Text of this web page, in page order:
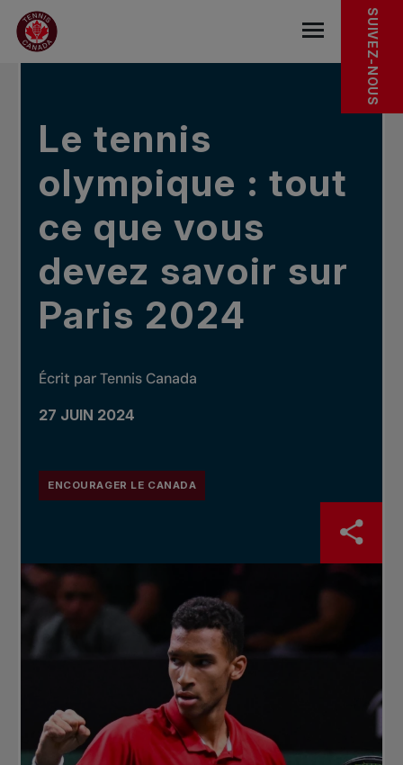
Sauter au menu principal
Sauter au contenu principal
Sauter au pied de page
DANS LES NOUVELLES SUIVEZ-NOUS
Le tennis
olympique : tout
ce que vous
devez savoir sur
Paris 2024
Écrit par Tennis Canada
27 JUIN 2024
ENCOURAGER LE CANADA